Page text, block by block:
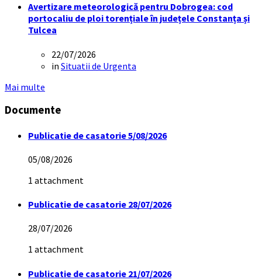
Avertizare meteorologică pentru Dobrogea: cod
portocaliu de ploi torențiale în județele Constanța și
Tulcea
22/07/2026
in Situatii de Urgenta
Mai multe
Documente
Publicatie de casatorie 5/08/2026
05/08/2026
1 attachment
Publicatie de casatorie 28/07/2026
28/07/2026
1 attachment
Publicatie de casatorie 21/07/2026